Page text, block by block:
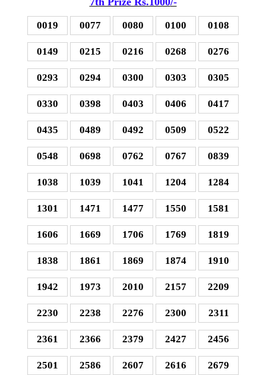
0019 0077 0080 0100 0108
0149 0215 0216 0268 0276
0293 0294 0300 0303 0305
0330 0398 0403 0406 0417
0435 0489 0492 0509 0522
0548 0698 0762 0767 0839
1038 1039 1041 1204 1284
1301 1471 1477 1550 1581
1606 1669 1706 1769 1819
1838 1861 1869 1874 1910
1942 1973 2010 2157 2209
2230 2238 2276 2300 2311
2361 2366 2379 2427 2456
2501 2586 2607 2616 2679